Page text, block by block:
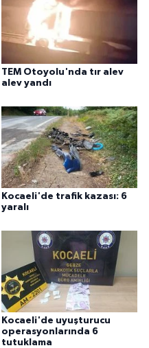
TEM Otoyolu'nda tır alev
alev yandı
Kocaeli'de trafik kazası: 6
yaralı
Kocaeli'de uyuşturucu
operasyonlarında 6
tutuklama